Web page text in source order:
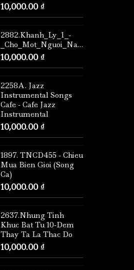
10,000.00 ₫
2882.Khanh_Ly_1_-
_Cho_Mot_Nguoi_Nam_Xuong
10,000.00 ₫
2258A. Jazz
Instrumental Songs
Cafe - Cafe Jazz
Instrumental
10,000.00 ₫
1897. TNCD455 - Chieu
Mua Bien Gioi (Song
Ca)
10,000.00 ₫
2637.Nhung Tinh
Khuc Bat Tu 10-Dem
Thay Ta La Thac Do
10,000.00 ₫